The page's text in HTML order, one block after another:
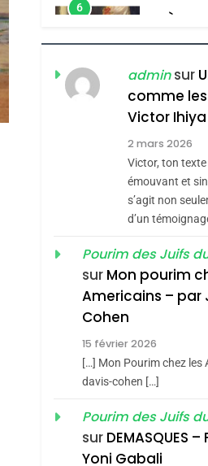
6
FIÈRE,
Zrihen-
ISRAÉL
CE
JUDAISME
Maroc
De
De
Du
DAFINA
Oeil
2
Dis
ISRAÉL
adminsur
comme
Victor
2 mars 2026
Victor, ton
émouvant et
s’agit non
d’un
Pourim des Juifs
sur Mon pourim
Americains – par
Cohen
15 février 2026
[…] Mon Pourim chez
davis-cohen […]
Pourim des Juifs
sur DEMASQUES
Yoni Gabali